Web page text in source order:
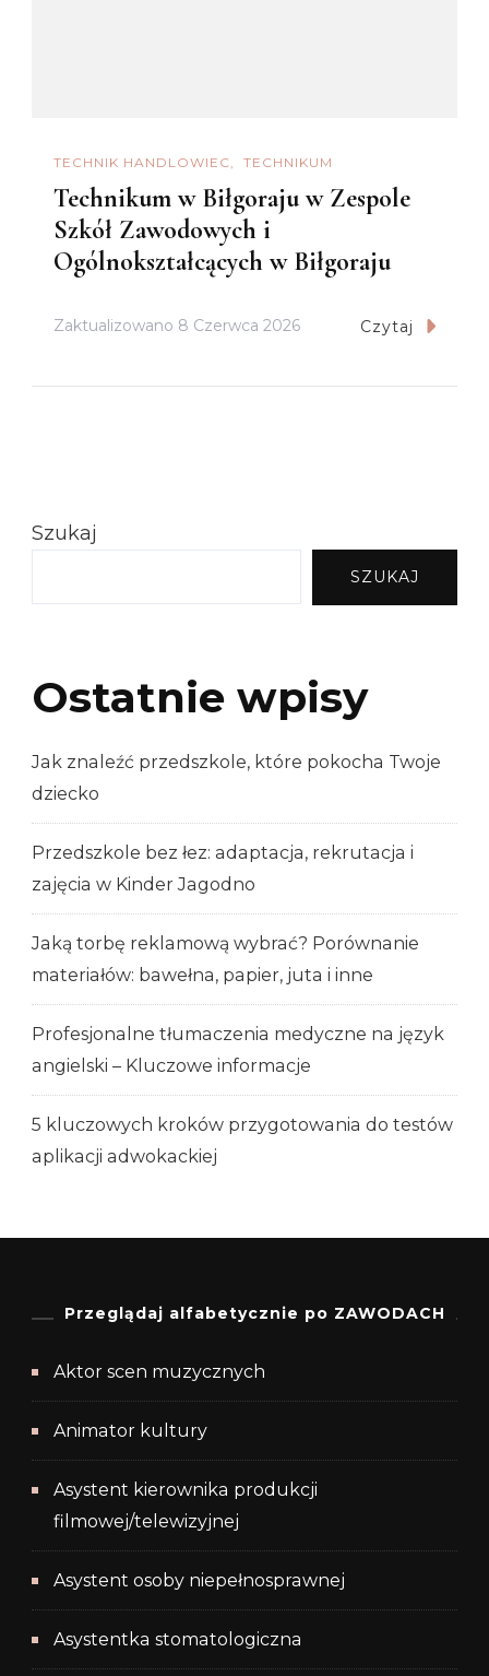
TECHNIK HANDLOWIEC TECHNIKUM
Technikum w Biłgoraju w Zespole
Szkół Zawodowych i
Ogólnokształcących w Biłgoraju
Zaktualizowano 8 Czerwca 2026 Czytaj
Szukaj
SZUKAJ
Ostatnie wpisy
Jak znaleźć przedszkole, które pokocha Twoje
dziecko
Przedszkole bez łez: adaptacja, rekrutacja i
zajęcia w Kinder Jagodno
Jaką torbę reklamową wybrać? Porównanie
materiałów: bawełna, papier, juta i inne
Profesjonalne tłumaczenia medyczne na język
angielski – Kluczowe informacje
5 kluczowych kroków przygotowania do testów
aplikacji adwokackiej
Przeglądaj alfabetycznie po ZAWODACH
Aktor scen muzycznych
Animator kultury
Asystent kierownika produkcji
filmowej/telewizyjnej
Asystent osoby niepełnosprawnej
Asystentka stomatologiczna